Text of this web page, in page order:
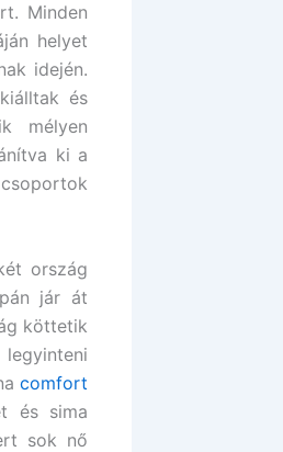
Minden
helyet
idején.
és
mélyen
ki a
ország
jár át
köttetik
comfort
és sima
sok nő